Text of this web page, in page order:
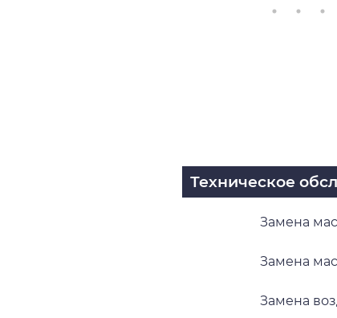
Техническое
Замена
Замена
Замена